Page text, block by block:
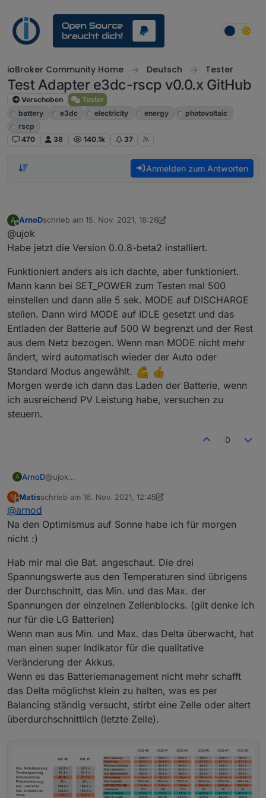
ioBroker Community Home Deutsch Tester
Test Adapter e3dc-rscp v0.0.x GitHub
Verschoben
Tester
battery
e3dc electricity energy
photovoltaic
rscp
470
38 140.1k 37
Anmelden zum Antworten
A
Offline
ArnoDschrieb am 15. Nov. 2021, 18:26
zuletzt editiert von ArnoD
@ujok
Habe jetzt die Version 0.0.8-beta2 installiert.
Funktioniert anders als ich dachte, aber funktioniert.
Mann kann bei SET_POWER zum Testen mal 500
einstellen und dann alle 5 sek. MODE auf DISCHARGE
stellen. Dann wird MODE auf IDLE gesetzt und das
Entladen der Batterie auf 500 W begrenzt und der Rest
aus dem Netz bezogen. Wenn man MODE nicht mehr
ändert, wird automatisch wieder der Auto oder
Standard Modus angewählt.
Morgen werde ich dann das Laden der Batterie, wenn
ich ausreichend PV Leistung habe, versuchen zu
steuern.
0
A ArnoD@ujok
Funktioniert anders als ich dachte, aber funktioniert.
einstellen und dann alle 5 sek. MODE auf DISCHARGE
stellen. Dann wird MODE auf IDLE gesetzt und das
ändert, wird automatisch wieder der Auto oder Standard
Modus angewählt.
Morgen werde ich dann das Laden der Batterie, wenn
ich ausreichend PV Leistung habe, versuchen zu
steuern.
M
Offline
Matisschrieb am 16. Nov. 2021, 12:45
zuletzt editiert von Matis
@arnod
Na den Optimismus auf Sonne habe ich für morgen
nicht :)
Hab mir mal die Bat. angeschaut. Die drei
Spannungswerte aus den Temperaturen sind übrigens
der Durchschnitt, das Min. und das Max. der
Spannungen der einzelnen Zellenblocks. (gilt denke ich
nur für die LG Batterien)
Wenn man aus Min. und Max. das Delta überwacht, hat
man einen super Indikator für die qualitative
Veränderung der Akkus.
Wenn es das Batteriemanagement nicht mehr schafft
das Delta möglichst klein zu halten, was es per
Balancing ständig versucht, stirbt eine Zelle oder altert
überdurchschnittlich (letzte Zeile).